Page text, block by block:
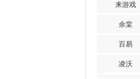
来游戏
余棠
百易
凌沃